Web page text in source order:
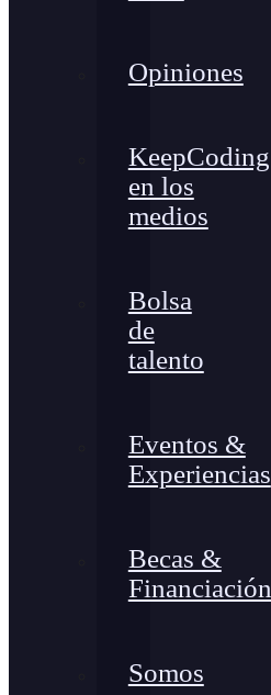
Opiniones
KeepCoding
en los
medios
Bolsa
de
talento
Eventos &
Experiencias
Becas &
Financiación
Somos